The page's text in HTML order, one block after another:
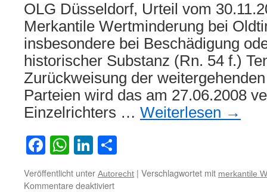
OLG Düsseldorf, Urteil vom
Merkantile Wertminderung bei
insbesondere bei Beschädigung
historischer Substanz (Rn. 54 f.)
Zurückweisung der
Parteien wird das am 27.06.2008
Einzelrichters … Weiterlesen →
Facebook
WhatsApp
LinkedIn
Veröffentlicht unter Autorecht | Verschlagwortet mit merkantile
Kommentare deaktiviertfür